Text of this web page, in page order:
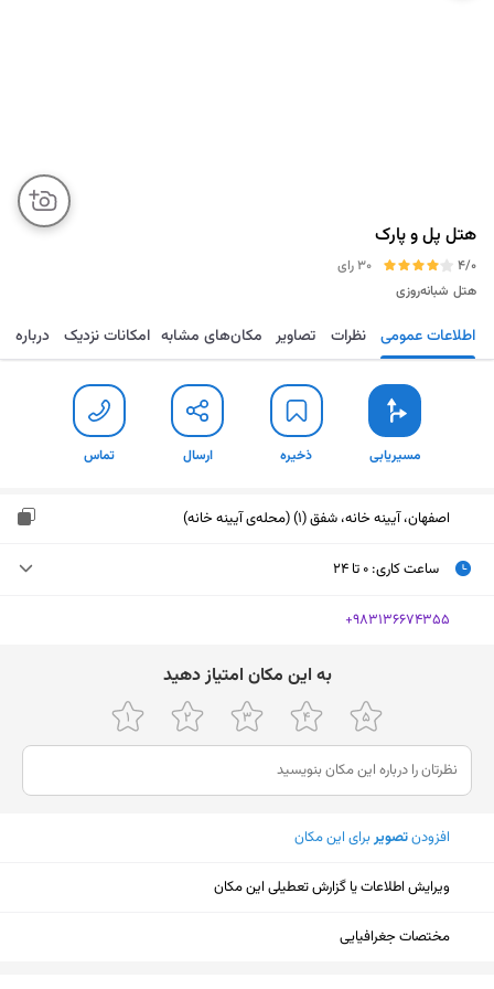
هتل پل و پارک
4/0
30 رای
هتل شبانه‌روزی
مسیریابی ذخیره ارسال تماس اطلاعات عمومی نظرات تصاویر مکان‌های مشابه امکانات نزدیک درباره
مسیریابی ذخیره ارسال تماس
اصفهان، آیینه خانه، شفق (1) (محله‌ی آیینه خانه)
ساعت کاری: ۰ تا ۲۴
یکشنبه (امروز)
چهارشنبه
۰ تا ۲۴
پنجشنبه
۰ تا ۲۴
جمعه
شنبه
‎+983136674355
ﺑﻪ اﯾﻦ ﻣﮑﺎن اﻣﺘﯿﺎز دﻫﯿﺪ
افزودنتصویربرای این مکان
ویرایش اطلاعات یا گزارش تعطیلی این مکان
مختصات جغرافیایی